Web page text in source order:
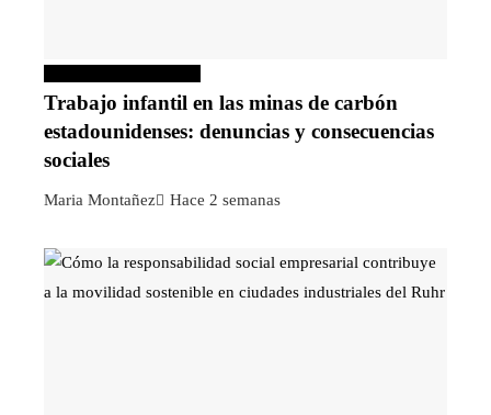
Trabajo infantil en las minas de carbón
estadounidenses: denuncias y consecuencias
sociales
Maria Montañez Hace 2 semanas